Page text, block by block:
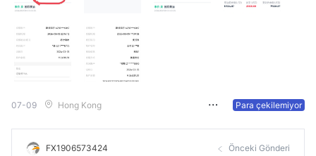
07-09 Hong Kong Para çekilemiyor
FX1906573424 Önceki Gönderi